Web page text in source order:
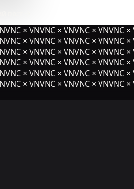
× VNVNC × VNVNC × VNVNC ×
× VNVNC × VNVNC × VNVNC ×
× VNVNC × VNVNC × VNVNC ×
× VNVNC × VNVNC × VNVNC ×
× VNVNC × VNVNC × VNVNC ×
× VNVNC × VNVNC × VNVNC ×